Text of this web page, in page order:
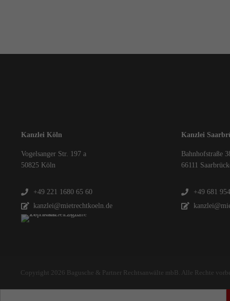
Kanzlei Köln
Vogelsanger Str. 197 a
50825 Köln
+49 221 1680 65 60
kanzlei@mietrechtkoeln.de
Kanzlei
Bahnhofstraße
66111
+49 681
Copyright 2026 Bagusche & Partner Rechtsanwälte mbB. Alle Rechte